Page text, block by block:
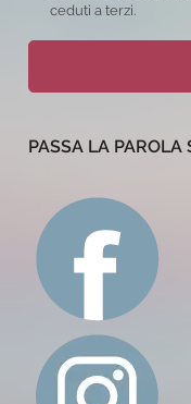
ceduti a terzi.
PASSA LA PAROLA